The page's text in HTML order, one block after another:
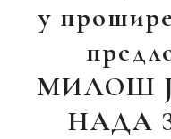
у
МИЛОШ
НАДА